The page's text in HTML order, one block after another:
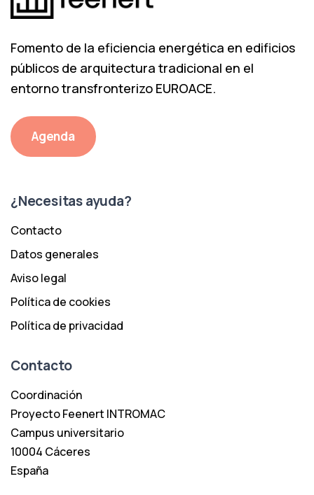
Fomento de la eficiencia energética en edificios
públicos de arquitectura tradicional en el
entorno transfronterizo EUROACE.
Agenda
¿Necesitas ayuda?
Contacto
Datos generales
Aviso legal
Política de cookies
Política de privacidad
Contacto
Coordinación
Proyecto Feenert INTROMAC
Campus universitario
10004 Cáceres
España